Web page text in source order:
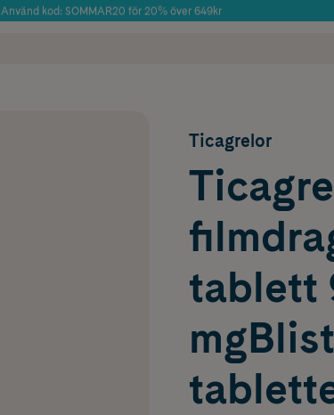
Använd kod: SOMMAR20 för 20% över 649kr
Ticagrelor
tablett